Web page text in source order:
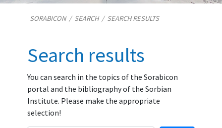
SORABICON/ SEARCH/ SEARCH RESULTS
Search results
You can search in the topics of the Sorabicon
portal and the bibliography of the Sorbian
Institute. Please make the appropriate
selection!